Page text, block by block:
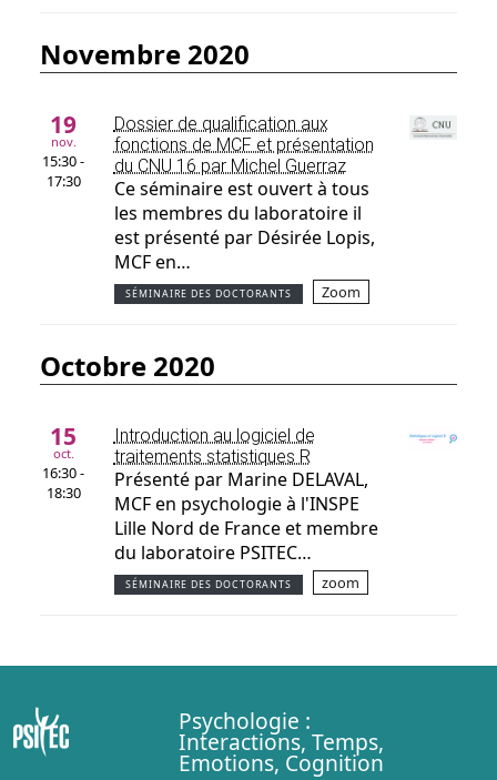
novembre 2020
19
nov.
15:30 -
17:30
Dossier de qualification aux
fonctions de MCF et présentation
du CNU 16 par Michel Guerraz
Ce séminaire est ouvert à tous
les membres du laboratoire il
est présenté par Désirée Lopis,
MCF en…
SÉMINAIRE DES DOCTORANTS Zoom
octobre 2020
15
oct.
16:30 -
18:30
Introduction au logiciel de
traitements statistiques R
Présenté par Marine DELAVAL,
MCF en psychologie à l'INSPE
Lille Nord de France et membre
du laboratoire PSITEC…
SÉMINAIRE DES DOCTORANTS zoom
Psychologie :
Interactions, Temps,
Emotions, Cognition